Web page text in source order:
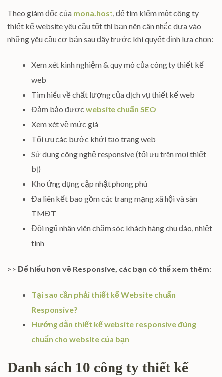
Theo giám đốc của mona.host , để tìm kiếm một công ty
thiết kế website yêu cầu tốt thì bạn nên cân nhắc dựa vào
những yêu cầu cơ bản sau đây trước khi quyết định lựa chọn:
Xem xét kinh nghiệm & quy mô của công ty thiết kế
web
Tìm hiểu về chất lượng của dịch vụ thiết kế web
Đảm bảo được website chuẩn SEO
Xem xét về mức giá
Tối ưu các bước khởi tạo trang web
Sử dụng công nghệ responsive (tối ưu trên mọi thiết
bị)
Kho ứng dụng cập nhật phong phú
Đa liên kết bao gồm các trang mạng xã hội và sàn
TMĐT
Đội ngũ nhân viên chăm sóc khách hàng chu đáo, nhiệt
tình
>> Để hiểu hơn về Responsive, các bạn có thể xem thêm:
Tại sao cần phải thiết kế Website chuẩn
Responsive?
Hướng dẫn thiết kế website responsive đúng
chuẩn cho website của bạn
Danh sách 10 công ty thiết kế